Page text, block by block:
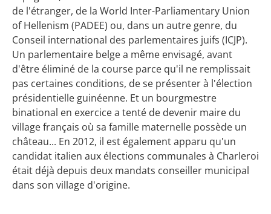
de l'étranger, de la World Inter-Parliamentary Union
of Hellenism (PADEE) ou, dans un autre genre, du
Conseil international des parlementaires juifs (ICJP).
Un parlementaire belge a même envisagé, avant
d'être éliminé de la course parce qu'il ne remplissait
pas certaines conditions, de se présenter à l'élection
présidentielle guinéenne. Et un bourgmestre
binational en exercice a tenté de devenir maire du
village français où sa famille maternelle possède un
château... En 2012, il est également apparu qu'un
candidat italien aux élections communales à Charleroi
était déjà depuis deux mandats conseiller municipal
dans son village d'origine.